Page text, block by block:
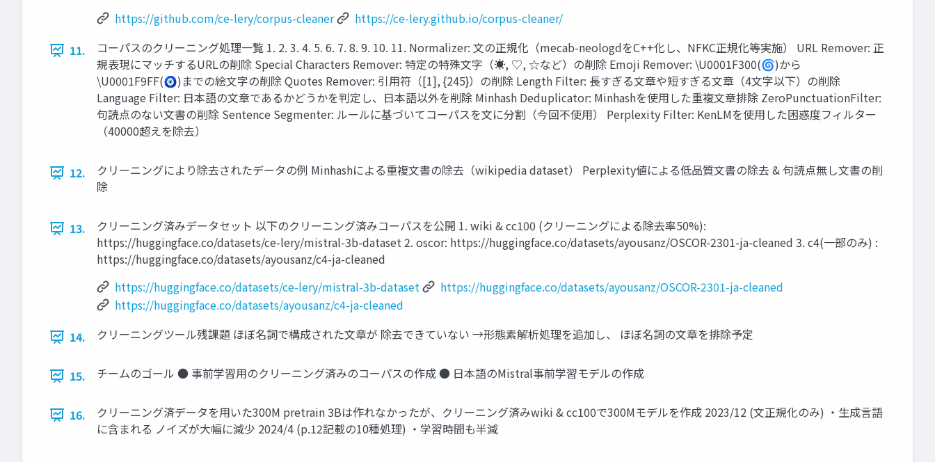
https://github.com/ce-lery/corpus-cleaner
https://ce-lery.github.io/corpus-cleaner/
11.
コーパスのクリーニング処理一覧 1. 2. 3. 4. 5. 6. 7. 8. 9. 10. 11. Normalizer: 文の正規化（mecab-neologdをC++化し、NFKC正規化等実施） URL Remover: 正
規表現にマッチするURLの削除 Special Characters Remover: 特定の特殊文字（☀, ♡, ☆など）の削除 Emoji Remover: \U0001F300(🌀)から
\U0001F9FF(🧿)までの絵文字の削除 Quotes Remover: 引用符（[1], {245}）の削除 Length Filter: 長すぎる文章や短すぎる文章（4文字以下）の削除
Language Filter: 日本語の文章であるかどうかを判定し、日本語以外を削除 Minhash Deduplicator: Minhashを使用した重複文章排除 ZeroPunctuationFilter:
句読点のない文書の削除 Sentence Segmenter: ルールに基づいてコーパスを文に分割（今回不使用） Perplexity Filter: KenLMを使用した困惑度フィルター
（40000超えを除去）
12.
クリーニングにより除去されたデータの例 Minhashによる重複文書の除去（wikipedia dataset） Perplexity値による低品質文書の除去 & 句読点無し文書の削
除
13.
クリーニング済みデータセット 以下のクリーニング済みコーパスを公開 1. wiki & cc100 (クリーニングによる除去率50%):
https://huggingface.co/datasets/ce-lery/mistral-3b-dataset 2. oscor: https://huggingface.co/datasets/ayousanz/OSCOR-2301-ja-cleaned 3. c4(一部のみ) :
https://huggingface.co/datasets/ayousanz/c4-ja-cleaned
https://huggingface.co/datasets/ce-lery/mistral-3b-dataset
https://huggingface.co/datasets/ayousanz/OSCOR-2301-ja-cleaned
https://huggingface.co/datasets/ayousanz/c4-ja-cleaned
14.
クリーニングツール残課題 ほぼ名詞で構成された文章が 除去できていない →形態素解析処理を追加し、 ほぼ名詞の文章を排除予定
15. チームのゴール ● 事前学習用のクリーニング済みのコーパスの作成 ● 日本語のMistral事前学習モデルの作成
16.
クリーニング済データを用いた300M pretrain 3Bは作れなかったが、クリーニング済みwiki & cc100で300Mモデルを作成 2023/12 (文正規化のみ) ・生成言語
に含まれる ノイズが大幅に減少 2024/4 (p.12記載の10種処理) ・学習時間も半減